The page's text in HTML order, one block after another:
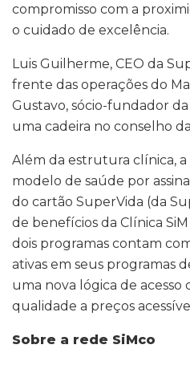
compromisso com a
o cuidado de excelência.
Luis Guilherme, CEO da
frente das operações do
Gustavo, sócio-fundador
uma cadeira no conselho
Além da estrutura clínica,
modelo de saúde por
do cartão SuperVida (da
de benefícios da Clínica
dois programas contam
ativas em seus programas
uma nova lógica de
qualidade a preços
Sobre a rede SiMco